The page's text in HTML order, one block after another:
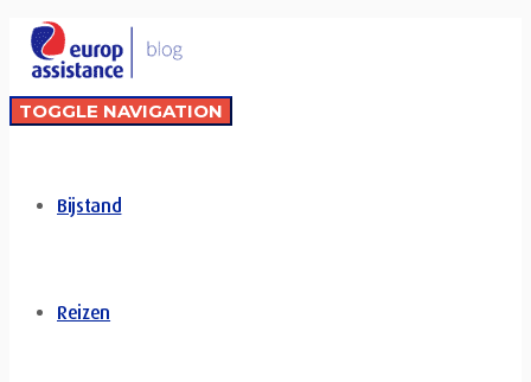
TOGGLE NAVIGATION
Bijstand
Reizen